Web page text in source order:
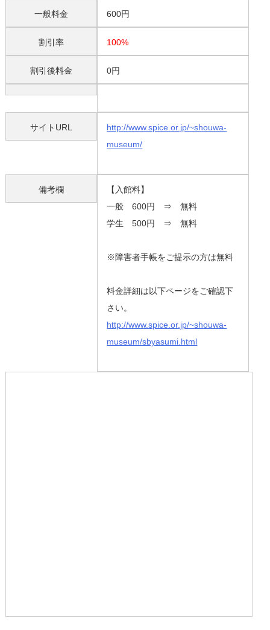
一般料金 600円
割引率 100%
割引後料金 0円
サイトURL
http://www.spice.or.jp/~shouwa-
museum/
備考欄
【入館料】
一般 600円 ⇒ 無料
学生 500円 ⇒ 無料
※障害者手帳をご提示の方は無料
料金詳細は以下ページをご確認下
さい。
http://www.spice.or.jp/~shouwa-
museum/sbyasumi.html